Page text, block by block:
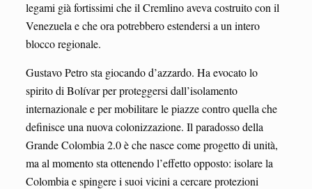
legami già fortissimi che il Cremlino aveva costruito con il
Venezuela e che ora potrebbero estendersi a un intero
blocco regionale.
Gustavo Petro sta giocando d’azzardo. Ha evocato lo
spirito di Bolívar per proteggersi dall’isolamento
internazionale e per mobilitare le piazze contro quella che
definisce una nuova colonizzazione. Il paradosso della
Grande Colombia 2.0 è che nasce come progetto di unità,
ma al momento sta ottenendo l’effetto opposto: isolare la
Colombia e spingere i suoi vicini a cercare protezioni